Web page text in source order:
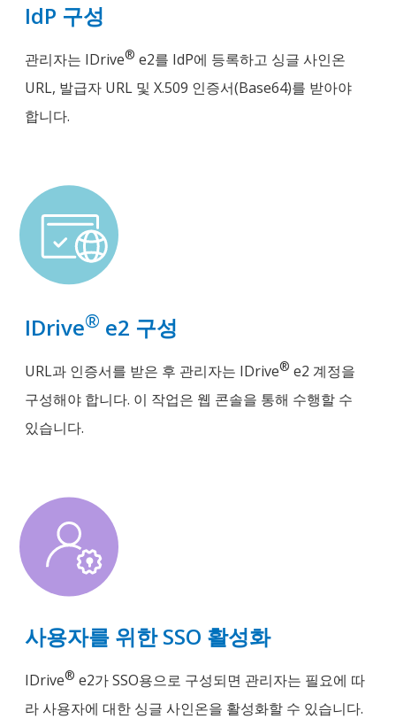
IdP 구성
관리자는 IDrive® e2를 IdP에 등록하고 싱글 사인온
URL, 발급자 URL 및 X.509 인증서(Base64)를 받아야
합니다.
IDrive® e2 구성
URL과 인증서를 받은 후 관리자는 IDrive® e2 계정을
구성해야 합니다. 이 작업은 웹 콘솔을 통해 수행할 수
있습니다.
사용자를 위한 SSO 활성화
IDrive® e2가 SSO용으로 구성되면 관리자는 필요에 따
라 사용자에 대한 싱글 사인온을 활성화할 수 있습니다.